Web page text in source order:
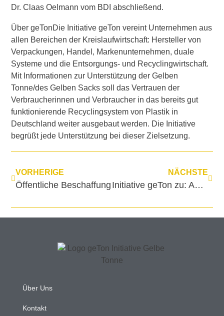
Dr. Claas Oelmann vom BDI abschließend.
Über geTonDie Initiative geTon vereint Unternehmen aus
allen Bereichen der Kreislaufwirtschaft: Hersteller von
Verpackungen, Handel, Markenunternehmen, duale
Systeme und die Entsorgungs- und Recyclingwirtschaft.
Mit Informationen zur Unterstützung der Gelben
Tonne/des Gelben Sacks soll das Vertrauen der
Verbraucherinnen und Verbraucher in das bereits gut
funktionierende Recyclingsystem von Plastik in
Deutschland weiter ausgebaut werden. Die Initiative
begrüßt jede Unterstützung bei dieser Zielsetzung.
VORHERIGE
Öffentliche Beschaffung
NÄCHSTE
Initiative geTon zu: ARD Doku „Die Recyclinglüge“ vom 20.06.2022
Über Uns
Kontakt